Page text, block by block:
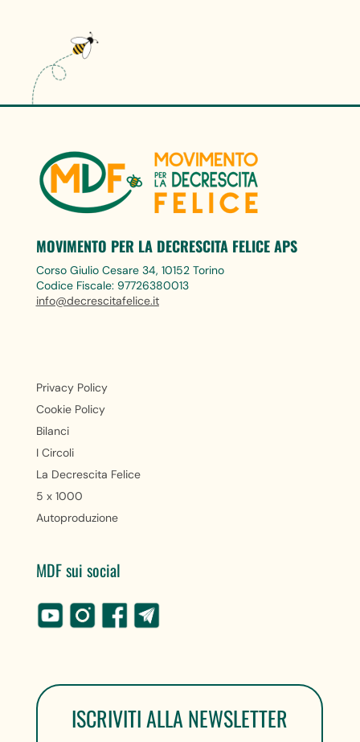
MOVIMENTO PER LA DECRESCITA FELICE APS
Corso Giulio Cesare 34, 10152 Torino
Codice Fiscale: 97726380013
info@decrescitafelice.it
Privacy Policy
Cookie Policy
Bilanci
I Circoli
La Decrescita Felice
5 x 1000
Autoproduzione
MDF sui social
ISCRIVITI ALLA NEWSLETTER